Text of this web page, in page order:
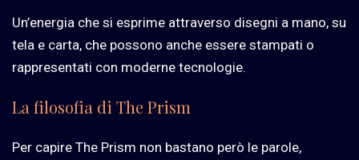
Un’energia che si esprime attraverso disegni a mano, su
tela e carta, che possono anche essere stampati o
rappresentati con moderne tecnologie.
La filosofia di The Prism
Per capire The Prism non bastano però le parole,